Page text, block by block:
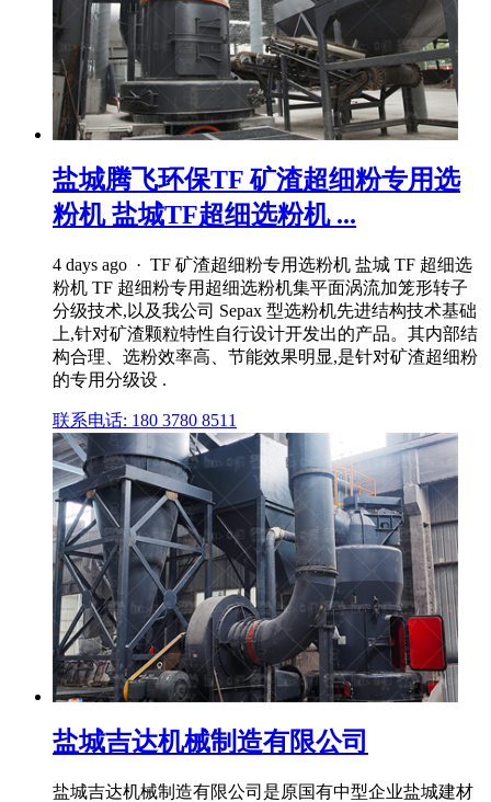
盐城腾飞环保TF 矿渣超细粉专用选
粉机 盐城TF超细选粉机 ...
4 days ago · TF 矿渣超细粉专用选粉机 盐城 TF 超细选
粉机 TF 超细粉专用超细选粉机集平面涡流加笼形转子
分级技术,以及我公司 Sepax 型选粉机先进结构技术基础
上,针对矿渣颗粒特性自行设计开发出的产品。其内部结
构合理、选粉效率高、节能效果明显,是针对矿渣超细粉
的专用分级设 .
联系电话: 180 3780 8511
盐城吉达机械制造有限公司
盐城吉达机械制造有限公司是原国有中型企业盐城建材